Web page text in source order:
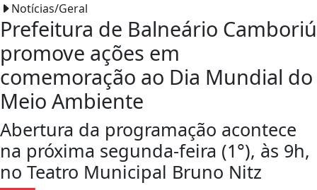
Notícias/Geral
Prefeitura de Balneário Camboriú
promove ações em
comemoração ao Dia Mundial do
Meio Ambiente
Abertura da programação acontece
na próxima segunda-feira (1°), às 9h,
no Teatro Municipal Bruno Nitz